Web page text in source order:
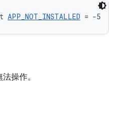
APP_NOT_INSTALLED = -5
操作。